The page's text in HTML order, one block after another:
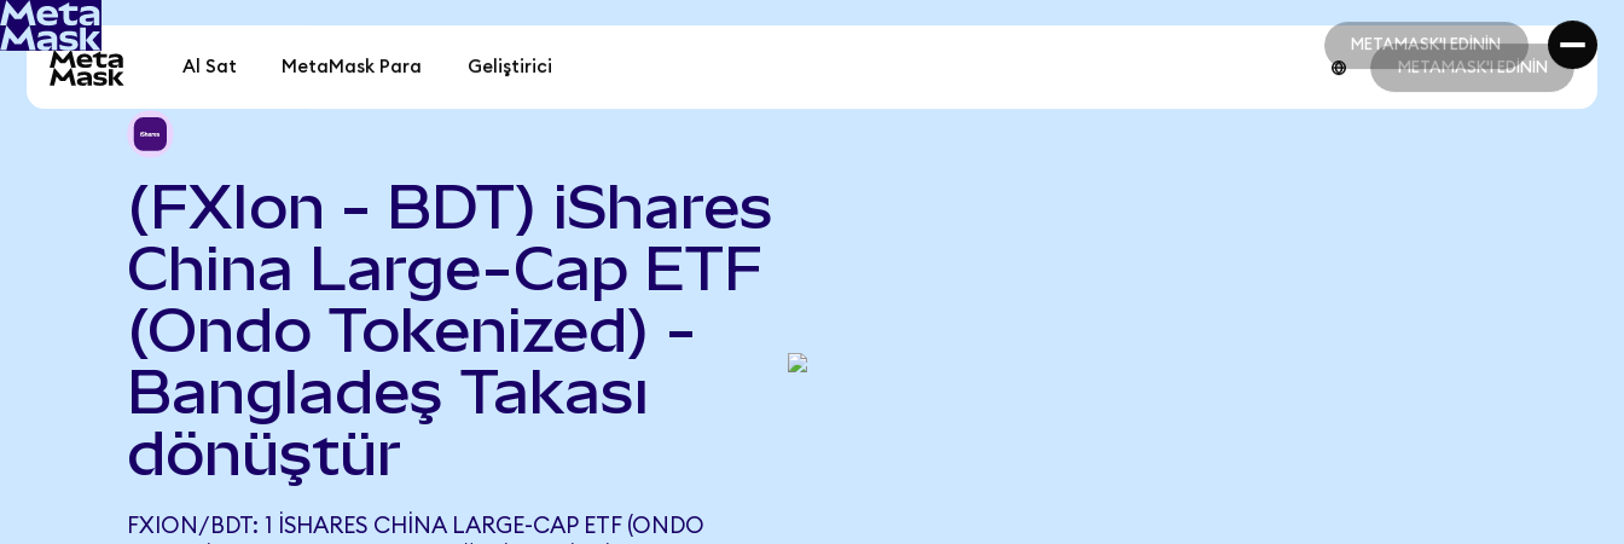
METAMASK'I EDİNİN
METAMASK'I EDİNİN
Al Sat MetaMask Para Geliştirici METAMASK'I EDİNİN
(FXIon - BDT) iShares
China Large-Cap ETF
(Ondo Tokenized) -
Bangladeş Takası
dönüştür
FXION/BDT: 1 ISHARES CHINA LARGE-CAP ETF (ONDO